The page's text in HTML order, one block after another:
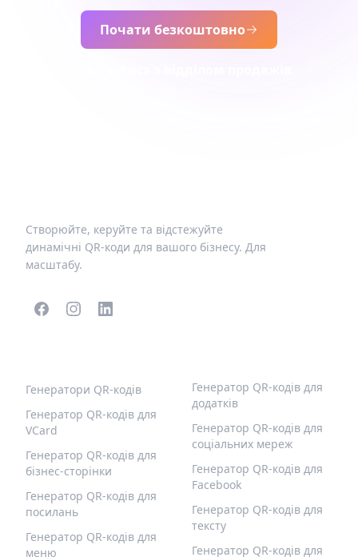
Почати безкоштовно
Створюйте, керуйте та відстежуйте
динамічні QR-коди для вашого бізнесу. Для
масштабу.
Генератори QR-кодів
Генератор QR-кодів для
VCard
Генератор QR-кодів для
бізнес-сторінки
Генератор QR-кодів для
посилань
Генератор QR-кодів для
меню
Генератор QR-кодів для
додатків
Генератор QR-кодів для
соціальних мереж
Генератор QR-кодів для
Facebook
Генератор QR-кодів для
тексту
Генератор QR-кодів для